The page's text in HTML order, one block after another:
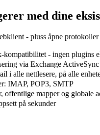
med dine
- pluss åpne
kompatibilitet - ingen plugins
via Exchange ActiveSync
i alle nettlesere, på alle
IMAP, POP3, SMTP
offentlige mapper og globale
på sekunder